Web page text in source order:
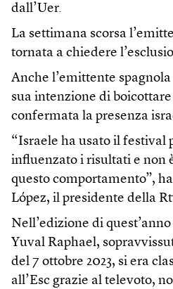
dall’Uer.
La settimana scorsa
tornata a chiedere
Anche l’emittente
sua intenzione di boicottare
confermata la presenza
“Israele ha usato il festival
influenzato i risultati e non
questo comportamento”,
López, il presidente della
Nell’edizione di
Yuval Raphael,
del 7 ottobre 2023, si era
all’Esc grazie al televoto,